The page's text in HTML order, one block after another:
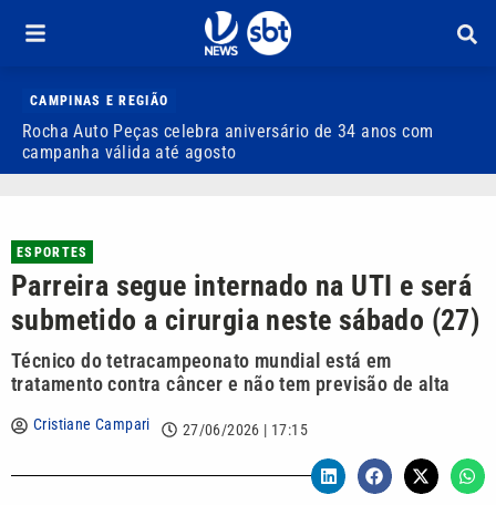
CAMPINAS E REGIÃO
Rocha Auto Peças celebra aniversário de 34 anos com
campanha válida até agosto
ESPORTES
Parreira segue internado na UTI e será
submetido a cirurgia neste sábado (27)
Técnico do tetracampeonato mundial está em
tratamento contra câncer e não tem previsão de alta
Cristiane Campari 27/06/2026 | 17:15